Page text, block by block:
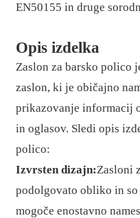
EN50155 in druge
Opis izdelka
Zaslon za barsko polico
zaslon, ki je običajno
prikazovanje informacij
in oglasov. Sledi opis
polico:
Izvrsten dizajn:Zasloni
podolgovato obliko in
mogoče enostavno